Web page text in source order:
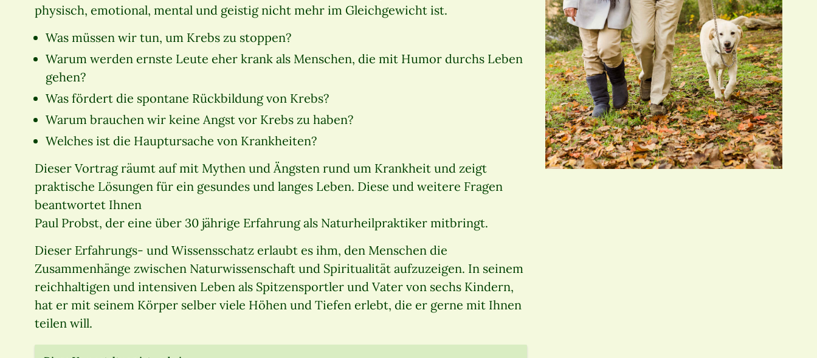
physisch, emotional, mental und geistig nicht mehr im Gleichgewicht ist.
Was müssen wir tun, um Krebs zu stoppen?
Warum werden ernste Leute eher krank als Menschen, die mit Humor durchs Leben
gehen?
Was fördert die spontane Rückbildung von Krebs?
Warum brauchen wir keine Angst vor Krebs zu haben?
Welches ist die Hauptursache von Krankheiten?
Dieser Vortrag räumt auf mit Mythen und Ängsten rund um Krankheit und zeigt
praktische Lösungen für ein gesundes und langes Leben. Diese und weitere Fragen
beantwortet Ihnen
Paul Probst, der eine über 30 jährige Erfahrung als Naturheilpraktiker mitbringt.
Dieser Erfahrungs- und Wissensschatz erlaubt es ihm, den Menschen die
Zusammenhänge zwischen Naturwissenschaft und Spiritualität aufzuzeigen. In seinem
reichhaltigen und intensiven Leben als Spitzensportler und Vater von sechs Kindern,
hat er mit seinem Körper selber viele Höhen und Tiefen erlebt, die er gerne mit Ihnen
teilen will.